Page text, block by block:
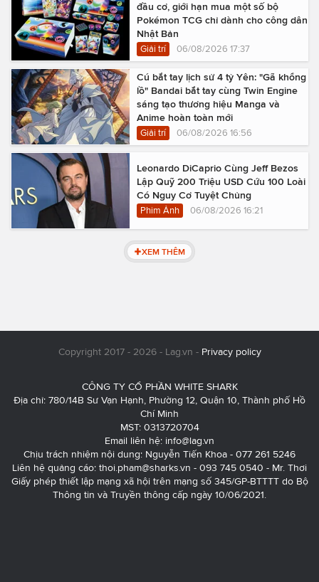
đầu cơ, giới hạn mua một số bộ
Pokémon TCG chỉ dành cho công dân
Nhật Bản
Giải trí 06/08/2026 17:37
Cú bắt tay lịch sử 4 tỷ Yên: "Gã khổng
lồ" Bandai bắt tay cùng Twin Engine
sáng tạo thương hiệu Manga và
Anime hoàn toàn mới
Giải trí 06/08/2026 16:56
Leonardo DiCaprio Cùng Jeff Bezos
Lập Quỹ 200 Triệu USD Cứu 100 Loài
Có Nguy Cơ Tuyệt Chủng
Phim Ảnh 06/08/2026 16:21
XEM THÊM
Copyright 2017 - 2026 - Lag.vn - Privacy policy
CÔNG TY CỔ PHẦN WHITE SHARK
Địa chỉ: 780/14B Sư Vạn Hạnh, Phường 12, Quận 10, Thành phố Hồ
Chí Minh
MST: 0313720704
Email liên hệ: info@lag.vn
Chịu trách nhiệm nội dung: Nguyễn Tiến Khoa - 077 261 5246
Liên hệ quảng cáo: thoi.pham@sharks.vn - 093 745 0540 - Mr. Thơi
Giấy phép thiết lập mạng xã hội trên mạng số 345/GP-BTTTT do Bộ
Thông tin và Truyền thông cấp ngày 10/06/2021.